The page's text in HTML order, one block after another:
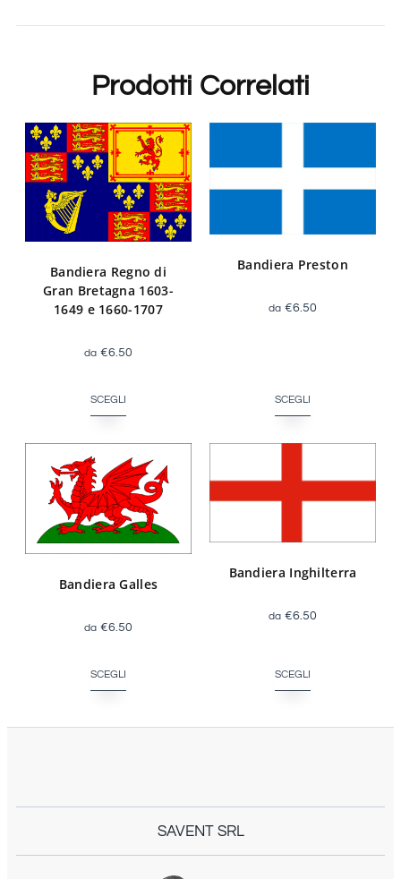
Prodotti Correlati
Bandiera Regno di
Gran Bretagna 1603-
1649 e 1660-1707
€6.50
SCEGLI
Bandiera Preston
€6.50
SCEGLI
Bandiera Galles
€6.50
SCEGLI
Bandiera Inghilterra
€6.50
SCEGLI
SAVENT SRL